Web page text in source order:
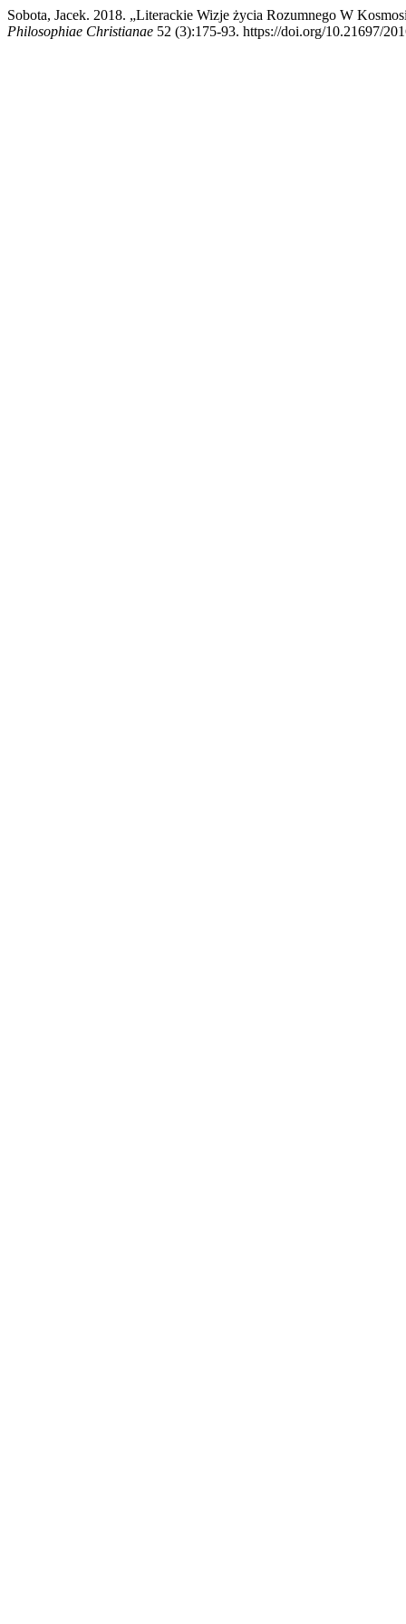
Sobota, Jacek. 2018. „Literackie Wizje życia Rozumnego W
Philosophiae Christianae 52 (3):175-93. https://doi.org/10.21697/